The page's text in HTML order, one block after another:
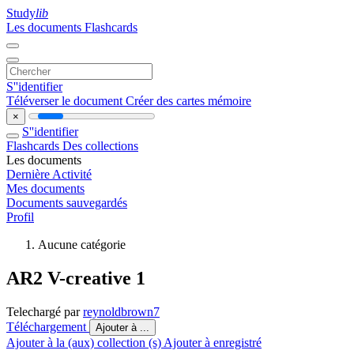
Studylib
Les documents Flashcards
S''identifier
Téléverser le document Créer des cartes mémoire
×
S''identifier
Flashcards Des collections
Les documents
Dernière Activité
Mes documents
Documents sauvegardés
Profil
Aucune catégorie
AR2 V-creative 1
Telechargé parreynoldbrown7
Téléchargement
Ajouter à ...
Ajouter à la (aux) collection (s) Ajouter à enregistré